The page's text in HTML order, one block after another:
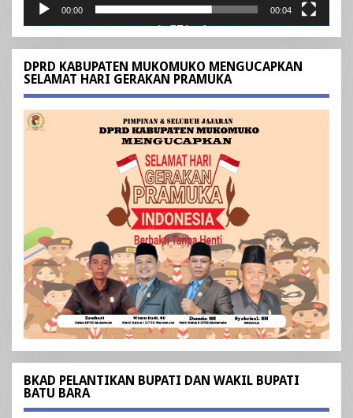
00:00 00:04
DPRD KABUPATEN MUKOMUKO MENGUCAPKAN
SELAMAT HARI GERAKAN PRAMUKA
BKAD PELANTIKAN BUPATI DAN WAKIL BUPATI
BATU BARA